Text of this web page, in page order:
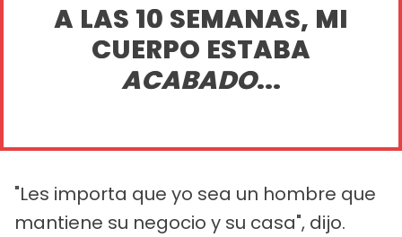
A LAS 10 SEMANAS, MI
CUERPO ESTABA
ACABADO...
"Les importa que yo sea un hombre que
mantiene su negocio y su casa", dijo.